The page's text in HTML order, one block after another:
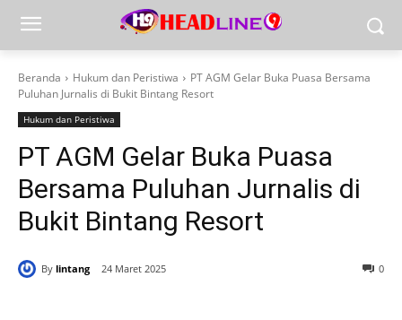
Beranda Hukum dan Peristiwa
PT AGM Gelar Buka Puasa Bersama
Puluhan Jurnalis di Bukit Bintang Resort
Hukum dan Peristiwa
PT AGM Gelar Buka Puasa
Bersama Puluhan Jurnalis di
Bukit Bintang Resort
By lintang 24 Maret 2025 0